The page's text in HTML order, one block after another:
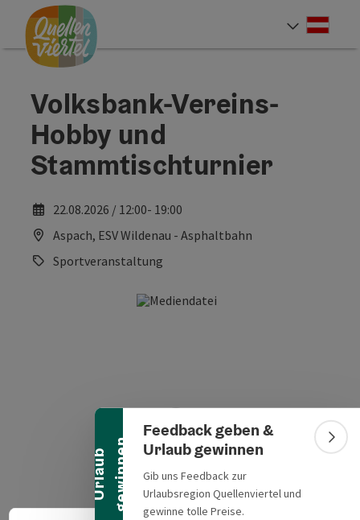
Zum Inhalt
Zur Navigation
Zum Seitenanfang
U
r
l
a
u
b
g
e
w
i
n
n
e n
Banner einklappen
Feedback geben &
Urlaub gewinnen
Gib uns Feedback zur
Urlaubsregion Quellenviertel und
gewinne tolle Preise.
Volksbank-Vereins-
Hobby und
Stammtischturnier
22.08.2026 / 12:00- 19:00
Aspach, ESV Wildenau - Asphaltbahn
Sportveranstaltung